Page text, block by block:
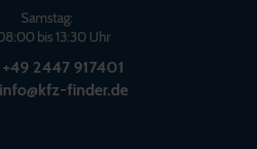
Samstag:
bis 13:30 Uhr
+49 2447 917401
info@kfz-finder.de